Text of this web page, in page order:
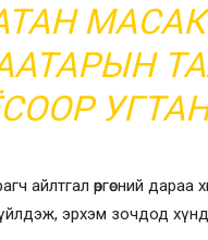
айлтгал өргөсний
эрхэм зочдод